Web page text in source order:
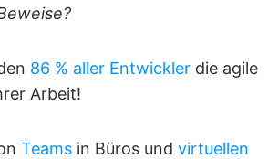
86 % aller Entwickler die agile
Arbeit!
Teams in Büros und virtuellen